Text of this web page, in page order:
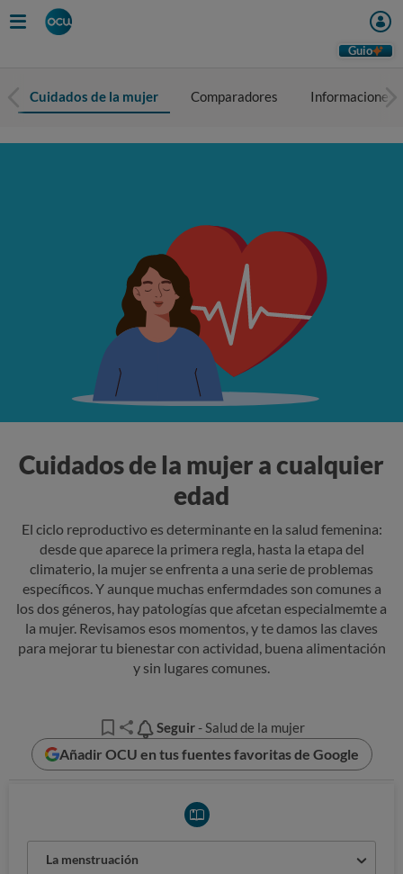
Guio
Cuidados de la mujer Comparadores Informaciones
Cuidados de la mujer a cualquier
edad
El ciclo reproductivo es determinante en la salud femenina:
desde que aparece la primera regla, hasta la etapa del
climaterio, la mujer se enfrenta a una serie de problemas
específicos. Y aunque muchas enfermdades son comunes a
los dos géneros, hay patologías que afcetan especialmemte a
la mujer. Revisamos esos momentos, y te damos las claves
para mejorar tu bienestar con actividad, buena alimentación
y sin lugares comunes.
Seguir
Seguir - Salud de la mujer
Añadir OCU en tus fuentes favoritas de Google
La menstruación